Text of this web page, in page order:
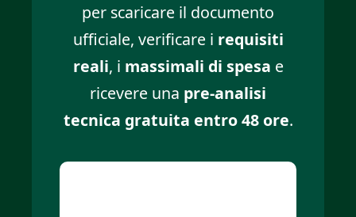
per scaricare il documento
ufficiale, verificare i requisiti
reali, i massimali di spesa e
ricevere una pre-analisi
tecnica gratuita entro 48 ore.